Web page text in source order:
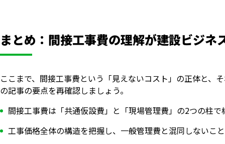
まとめ：間接工事費の理解が建設ビジネ
ここまで、間接工事費という「見えないコスト」の正体と、
の記事の要点を再確認しましょう。
間接工事費は「共通仮設費」と「現場管理費」の2つの柱
工事価格全体の構造を把握し、一般管理費と混同しないこ